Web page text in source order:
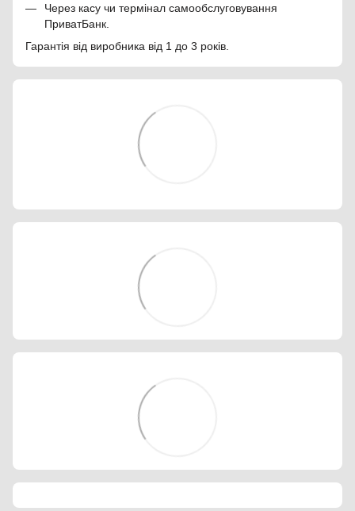
Через касу чи термінал самообслуговування
ПриватБанк.
Гарантія від виробника від 1 до 3 років.